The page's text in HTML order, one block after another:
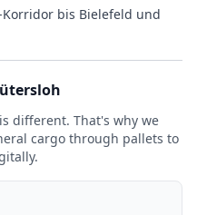
bis Bielefeld und
different. That's why we
cargo through pallets to